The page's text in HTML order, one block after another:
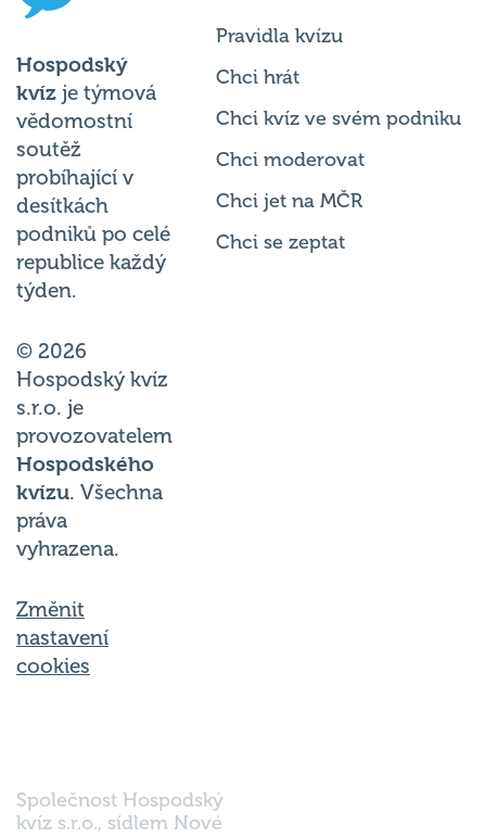
Hospodský
kvíz je týmová
vědomostní
soutěž
probíhající v
desítkách
podniků po celé
republice každý
týden.
© 2026
Hospodský kvíz
s.r.o. je
provozovatelem
Hospodského
kvízu. Všechna
práva
vyhrazena.
Změnit
nastavení
cookies
Pravidla kvízu
Chci hrát
Chci kvíz ve svém podniku
Chci moderovat
Chci jet na MČR
Chci se zeptat
Společnost Hospodský
kvíz s.r.o., sídlem Nové